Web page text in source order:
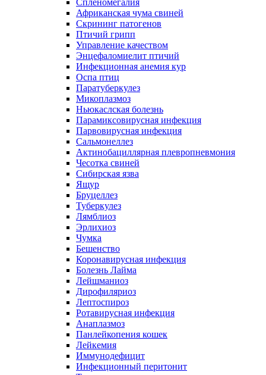
Спленомегалия
Африканская чума свиней
Скрининг патогенов
Птичий грипп
Управление качеством
Энцефаломиелит птичий
Инфекционная анемия кур
Оспа птиц
Паратуберкулез
Микоплазмоз
Ньюкаслская болезнь
Парамиксовирусная инфекция
Парвовирусная инфекция
Сальмонеллез
Актинобациллярная плевропневмония
Чесотка свиней
Сибирская язва
Ящур
Бруцеллез
Туберкулез
Лямблиоз
Эрлихиоз
Чумка
Бешенство
Коронавирусная инфекция
Болезнь Лайма
Лейшманиоз
Дирофиляриоз
Лептоспироз
Ротавирусная инфекция
Анаплазмоз
Панлейкопения кошек
Лейкемия
Иммунодефицит
Инфекционный перитонит